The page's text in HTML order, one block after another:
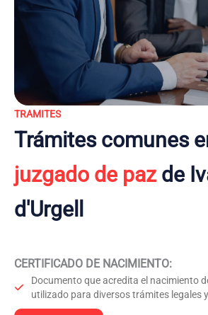
TRAMITES
Trámites comunes
juzgado de pazde
d'Urgell
CERTIFICADO DE NACIMIENTO:
Documento que acredita el nacimiento
utilizado para diversos trámites legales